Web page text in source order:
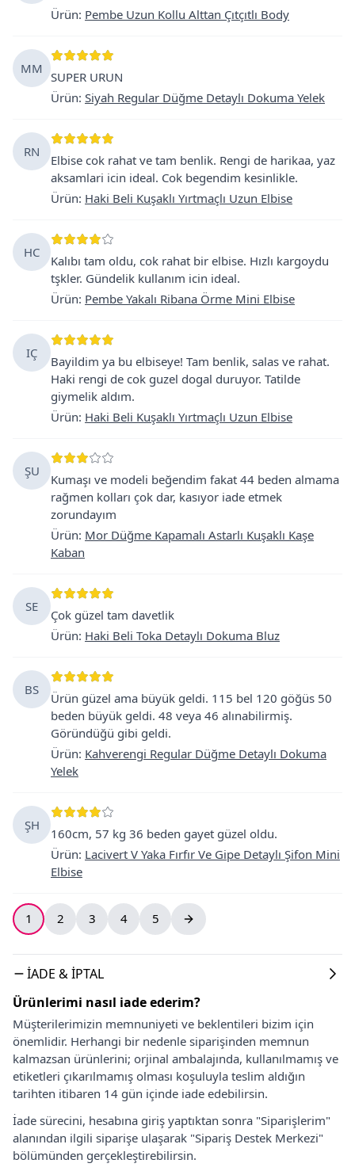
Ürün: Pembe Uzun Kollu Alttan Çıtçıtlı Body
MM
SUPER URUN
Ürün: Siyah Regular Düğme Detaylı Dokuma Yelek
RN
Elbise cok rahat ve tam benlik. Rengi de harikaa, yaz
aksamlari icin ideal. Cok begendim kesinlikle.
Ürün: Haki Beli Kuşaklı Yırtmaçlı Uzun Elbise
HC
Kalıbı tam oldu, cok rahat bir elbise. Hızlı kargoydu
tşkler. Gündelik kullanım icin ideal.
Ürün: Pembe Yakalı Ribana Örme Mini Elbise
IÇ
Bayildim ya bu elbiseye! Tam benlik, salas ve rahat.
Haki rengi de cok guzel dogal duruyor. Tatilde
giymelik aldım.
Ürün: Haki Beli Kuşaklı Yırtmaçlı Uzun Elbise
ŞU
Kumaşı ve modeli beğendim fakat 44 beden almama
rağmen kolları çok dar, kasıyor iade etmek
zorundayım
Ürün: Mor Düğme Kapamalı Astarlı Kuşaklı Kaşe
Kaban
SE
Çok güzel tam davetlik
Ürün: Haki Beli Toka Detaylı Dokuma Bluz
BS
Ürün güzel ama büyük geldi. 115 bel 120 göğüs 50
beden büyük geldi. 48 veya 46 alınabilirmiş.
Göründüğü gibi geldi.
Ürün: Kahverengi Regular Düğme Detaylı Dokuma
Yelek
ŞH
160cm, 57 kg 36 beden gayet güzel oldu.
Ürün: Lacivert V Yaka Fırfır Ve Gipe Detaylı Şifon Mini
Elbise
1 2 3 4 5
İADE & İPTAL
Ürünlerimi nasıl iade ederim?
Müşterilerimizin memnuniyeti ve beklentileri bizim için
önemlidir. Herhangi bir nedenle siparişinden memnun
kalmazsan ürünlerini; orjinal ambalajında, kullanılmamış ve
etiketleri çıkarılmamış olması koşuluyla teslim aldığın
tarihten itibaren 14 gün içinde iade edebilirsin.
İade sürecini, hesabına giriş yaptıktan sonra "Siparişlerim"
alanından ilgili siparişe ulaşarak "Sipariş Destek Merkezi"
bölümünden gerçekleştirebilirsin.